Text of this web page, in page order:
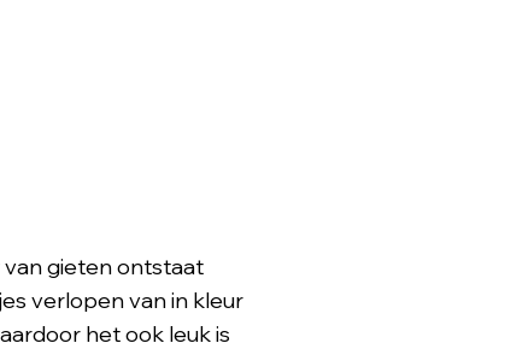
van gieten ontstaat
verlopen van in kleur
het ook leuk is